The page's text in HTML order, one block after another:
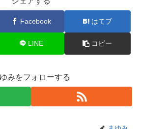
Facebook はてブ
LINE コピー
みをフォローする